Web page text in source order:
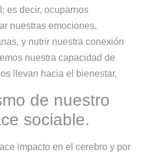
es decir, ocuparnos
nuestras emociones,
y nutrir nuestra conexión
nuestra capacidad de
llevan hacia el bienestar.
de nuestro
sociable.
impacto en el cerebro y por